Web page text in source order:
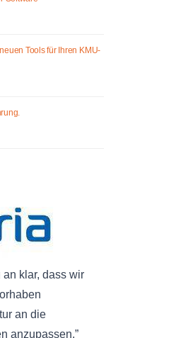
Tools für Ihren KMU-
an klar, dass wir
an die
anzupassen.